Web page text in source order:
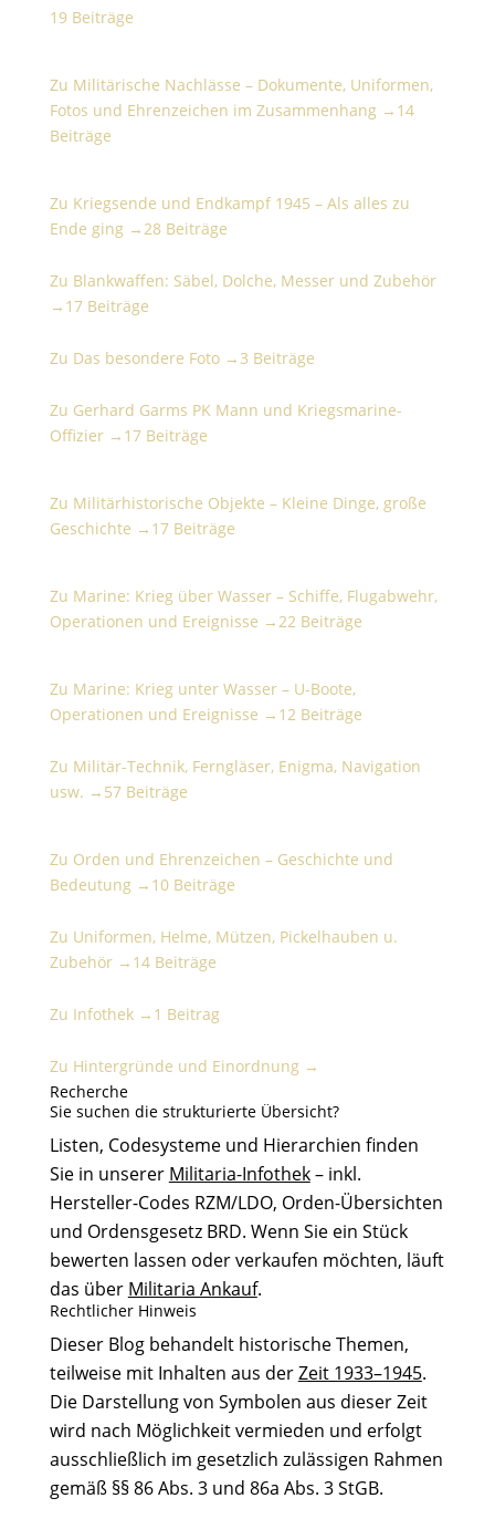
19 Beiträge
Zu Militärische Nachlässe – Dokumente, Uniformen,
Fotos und Ehrenzeichen im Zusammenhang → 14
Beiträge
Zu Kriegsende und Endkampf 1945 – Als alles zu
Ende ging →28 Beiträge
Zu Blankwaffen: Säbel, Dolche, Messer und Zubehör
→ 17 Beiträge
Zu Das besondere Foto → 3 Beiträge
Zu Gerhard Garms PK Mann und Kriegsmarine-
Offizier → 17 Beiträge
Zu Militärhistorische Objekte – Kleine Dinge, große
Geschichte → 17 Beiträge
Zu Marine: Krieg über Wasser – Schiffe, Flugabwehr,
Operationen und Ereignisse →22 Beiträge
Zu Marine: Krieg unter Wasser – U-Boote,
Operationen und Ereignisse → 12 Beiträge
Zu Militär-Technik, Ferngläser, Enigma, Navigation
usw. → 57 Beiträge
Zu Orden und Ehrenzeichen – Geschichte und
Bedeutung → 10 Beiträge
Zu Uniformen, Helme, Mützen, Pickelhauben u.
Zubehör → 14 Beiträge
Zu Infothek → 1 Beitrag
Zu Hintergründe und Einordnung →
Recherche
Sie suchen die strukturierte Übersicht?
Listen, Codesysteme und Hierarchien finden
Sie in unserer Militaria-Infothek– inkl.
Hersteller-Codes RZM/LDO, Orden-Übersichten
und Ordensgesetz BRD. Wenn Sie ein Stück
bewerten lassen oder verkaufen möchten, läuft
das über Militaria Ankauf.
Rechtlicher Hinweis
Dieser Blog behandelt historische Themen,
teilweise mit Inhalten aus derZeit 1933–1945.
Die Darstellung von Symbolen aus dieser Zeit
wird nach Möglichkeit vermieden und erfolgt
ausschließlich im gesetzlich zulässigen Rahmen
gemäß §§ 86 Abs. 3 und 86a Abs. 3 StGB.